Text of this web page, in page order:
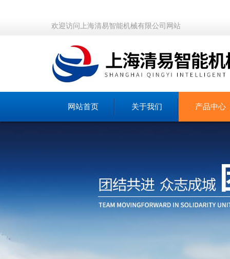
欢迎访问上海清易智能机械有限公司网站
网站首页 关于我们 产品中心